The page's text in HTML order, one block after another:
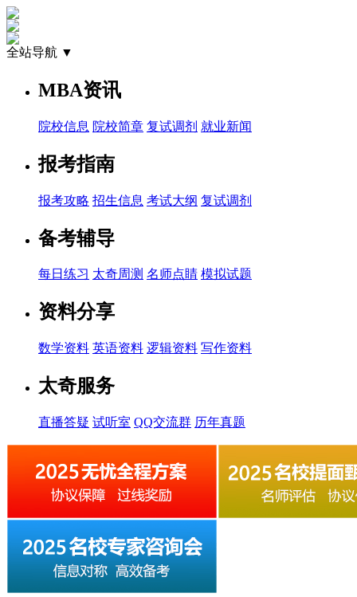
全站导航 ▼
MBA资讯
院校信息 院校简章 复试调剂 就业新闻
报考指南
报考攻略 招生信息 考试大纲 复试调剂
备考辅导
每日练习 太奇周测 名师点睛 模拟试题
资料分享
数学资料 英语资料 逻辑资料 写作资料
太奇服务
直播答疑 试听室 QQ交流群 历年真题